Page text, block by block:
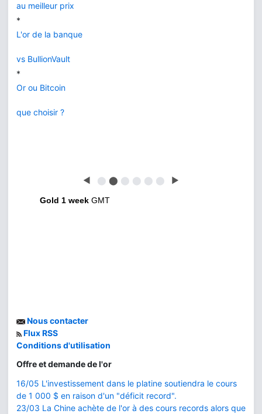
au meilleur prix
*
L'or de la banque
vs BullionVault
*
Or ou Bitcoin
que choisir ?
◀ ⬤ ⬤ ⬤ ⬤ ⬤ ⬤ ▶
Gold 1 week GMT
Nous contacter
Flux RSS
Conditions d'utilisation
Offre et demande de l'or
16/05 L'investissement dans le platine soutiendra le cours
de 1 000 $ en raison d'un "déficit record".
23/03 La Chine achète de l'or à des cours records alors que